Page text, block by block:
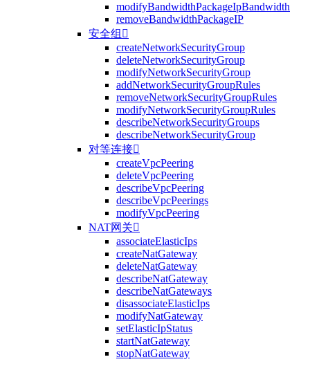
modifyBandwidthPackageIpBandwidth
removeBandwidthPackageIP
安全组 
createNetworkSecurityGroup
deleteNetworkSecurityGroup
modifyNetworkSecurityGroup
addNetworkSecurityGroupRules
removeNetworkSecurityGroupRules
modifyNetworkSecurityGroupRules
describeNetworkSecurityGroups
describeNetworkSecurityGroup
对等连接
createVpcPeering
deleteVpcPeering
describeVpcPeering
describeVpcPeerings
modifyVpcPeering
NAT网关
associateElasticIps
createNatGateway
deleteNatGateway
describeNatGateway
describeNatGateways
disassociateElasticIps
modifyNatGateway
setElasticIpStatus
startNatGateway
stopNatGateway